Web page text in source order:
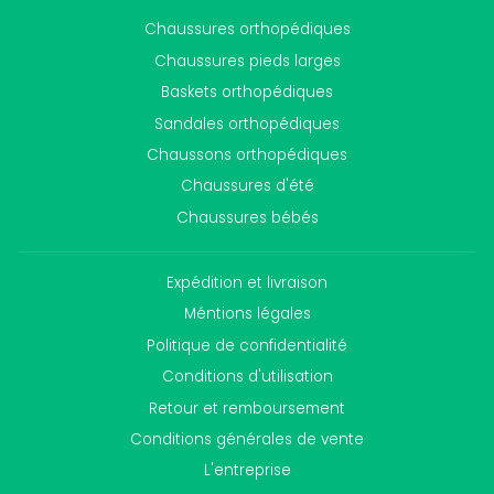
Chaussures orthopédiques
Chaussures pieds larges
Baskets orthopédiques
Sandales orthopédiques
Chaussons orthopédiques
Chaussures d'été
Chaussures bébés
Expédition et livraison
Méntions légales
Politique de confidentialité
Conditions d'utilisation
Retour et remboursement
Conditions générales de vente
L'entreprise